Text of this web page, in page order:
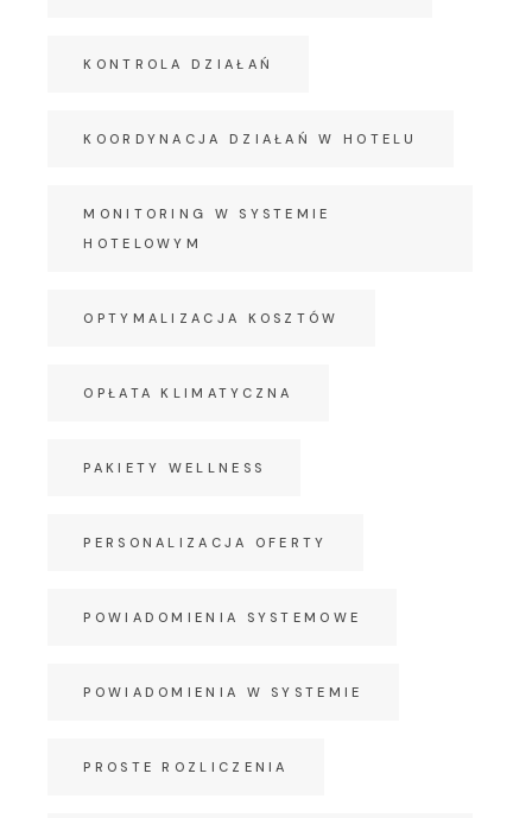
KONTROLA DZIAŁAŃ
KOORDYNACJA DZIAŁAŃ W HOTELU
MONITORING W SYSTEMIE
HOTELOWYM
OPTYMALIZACJA KOSZTÓW
OPŁATA KLIMATYCZNA
PAKIETY WELLNESS
PERSONALIZACJA OFERTY
POWIADOMIENIA SYSTEMOWE
POWIADOMIENIA W SYSTEMIE
PROSTE ROZLICZENIA